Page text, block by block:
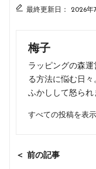
最終更新日： 2026年
梅子
ラッピングの森
る方法に悩む日
ふかしして怒られ
すべての投稿を表示
Post
＜ 前の記事